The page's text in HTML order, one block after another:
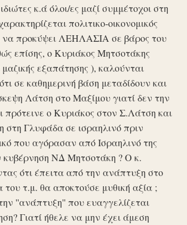
κ.ά όλοι/ες μαζί συμμέτοχοι στη
πολιτικο-οικονομικός
να προκύψει ΛΕΗΛΑΣΙΑ σε βάρος του
επίσης, ο Κυριάκος Μητσοτάκης
εξαπάτησης ), καλούνται
σε καθημερινή βάση μεταδίδουν και
Λάτση στο Μαξίμου γιατί δεν την
ο Κυριάκος στον Σ.Λάτση και
στη Γλυφάδα σε ισραηλινό πριν
που αγόρασαν από Ισραηλινό της
κυβέρνηση ΝΔ Μητσοτάκη ? Ο κ.
ότι έπειτα από την ανάπτυξη στο
του τ.μ. θα αποκτούσε μυθική αξία ;
''ανάπτυξη'' που ευαγγελίζεται
Γιατί ήθελε να μην έχει άμεση